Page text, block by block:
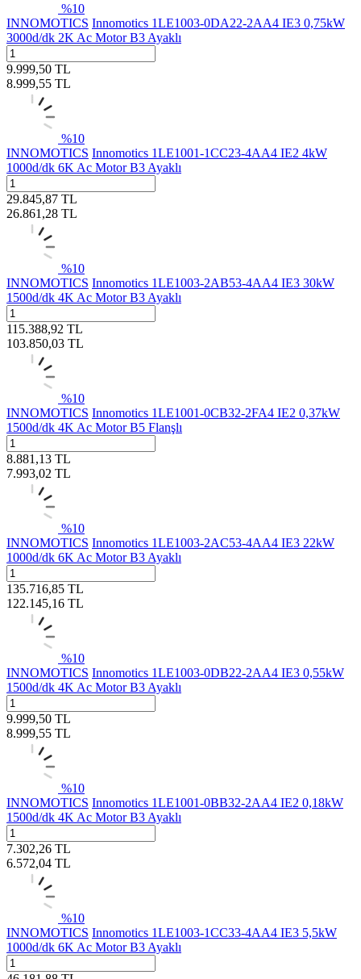
%10
INNOMOTICS Innomotics 1LE1003-0DA22-2AA4 IE3 0,75kW
3000d/dk 2K Ac Motor B3 Ayaklı
9.999,50 TL
8.999,55 TL
%10
INNOMOTICS Innomotics 1LE1001-1CC23-4AA4 IE2 4kW
1000d/dk 6K Ac Motor B3 Ayaklı
29.845,87 TL
26.861,28 TL
%10
INNOMOTICS Innomotics 1LE1003-2AB53-4AA4 IE3 30kW
1500d/dk 4K Ac Motor B3 Ayaklı
115.388,92 TL
103.850,03 TL
%10
INNOMOTICS Innomotics 1LE1001-0CB32-2FA4 IE2 0,37kW
1500d/dk 4K Ac Motor B5 Flanşlı
8.881,13 TL
7.993,02 TL
%10
INNOMOTICS Innomotics 1LE1003-2AC53-4AA4 IE3 22kW
1000d/dk 6K Ac Motor B3 Ayaklı
135.716,85 TL
122.145,16 TL
%10
INNOMOTICS Innomotics 1LE1003-0DB22-2AA4 IE3 0,55kW
1500d/dk 4K Ac Motor B3 Ayaklı
9.999,50 TL
8.999,55 TL
%10
INNOMOTICS Innomotics 1LE1001-0BB32-2AA4 IE2 0,18kW
1500d/dk 4K Ac Motor B3 Ayaklı
7.302,26 TL
6.572,04 TL
%10
INNOMOTICS Innomotics 1LE1003-1CC33-4AA4 IE3 5,5kW
1000d/dk 6K Ac Motor B3 Ayaklı